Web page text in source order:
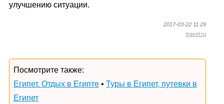
улучшению ситуации.
2017-03-22 11:29
travel.ru
Посмотрите также:
Египет. Отдых в Египте • Туры в Египет, путевки в
Египет